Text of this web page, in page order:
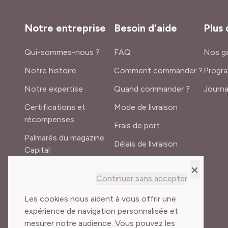
×
Continuer sans accepter
Les cookies nous aident à vous offrir une
expérience de navigation personnalisée et
mesurer notre audience. Vous pouvez les
Notre entreprise
Qui-sommes-nous ?
Notre histoire
Notre expertise
Certifications et
récompenses
Palmarès du magazine
Capital
Besoin d'aide
FAQ
Comment commander ?
Quand commander ?
Mode de livraison
Frais de port
Délais de livraison
Plus
Nos